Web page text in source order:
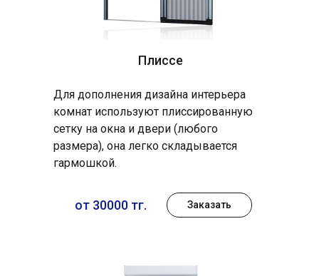
Плиссе
Для дополнения дизайна интерьера
комнат используют плиссированную
сетку на окна и двери (любого
размера), она легко складывается
гармошкой.
от 30000 тг. Заказать